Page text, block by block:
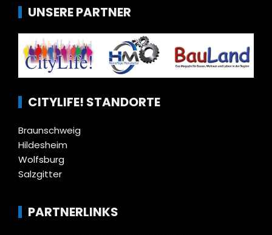
UNSERE PARTNER
CITYLIFE! STANDORTE
Braunschweig
Hildesheim
Wolfsburg
Salzgitter
PARTNERLINKS